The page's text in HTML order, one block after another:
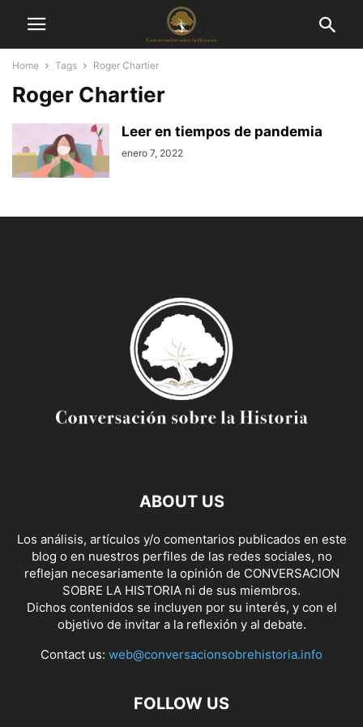
Home Tags Roger Chartier
Roger Chartier
Leer en tiempos de pandemia
enero 7, 2022
ABOUT US
Los análisis, artículos y/o comentarios publicados en este
blog o en nuestros perfiles de las redes sociales, no
reflejan necesariamente la opinión de CONVERSACION
SOBRE LA HISTORIA ni de sus miembros.
Dichos contenidos se incluyen por su interés, y con el
objetivo de invitar a la reflexión y al debate.
Contact us: web@conversacionsobrehistoria.info
FOLLOW US